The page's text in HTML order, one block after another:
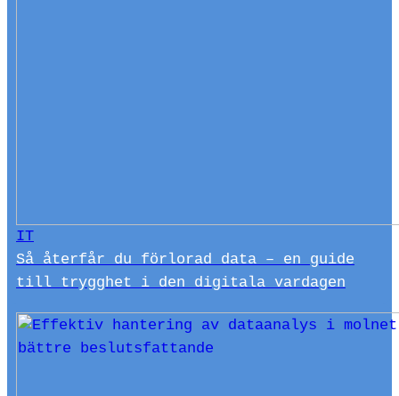
IT
Så återfår du förlorad data – en guide
till trygghet i den digitala vardagen